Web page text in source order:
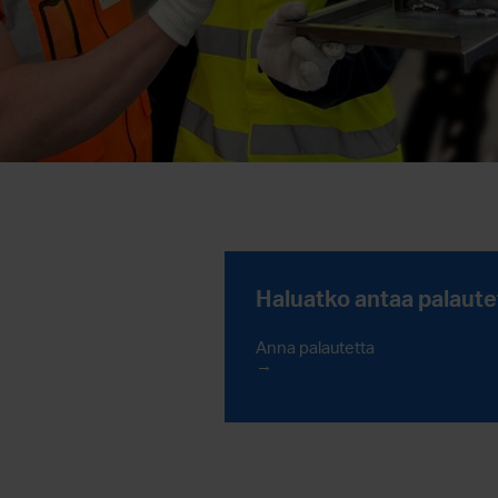
Haluatko antaa
Anna palautetta